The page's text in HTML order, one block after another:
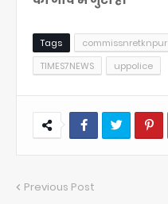
Tags commissnretknpur
TIMES7NEWS
uppolice
Previous Post